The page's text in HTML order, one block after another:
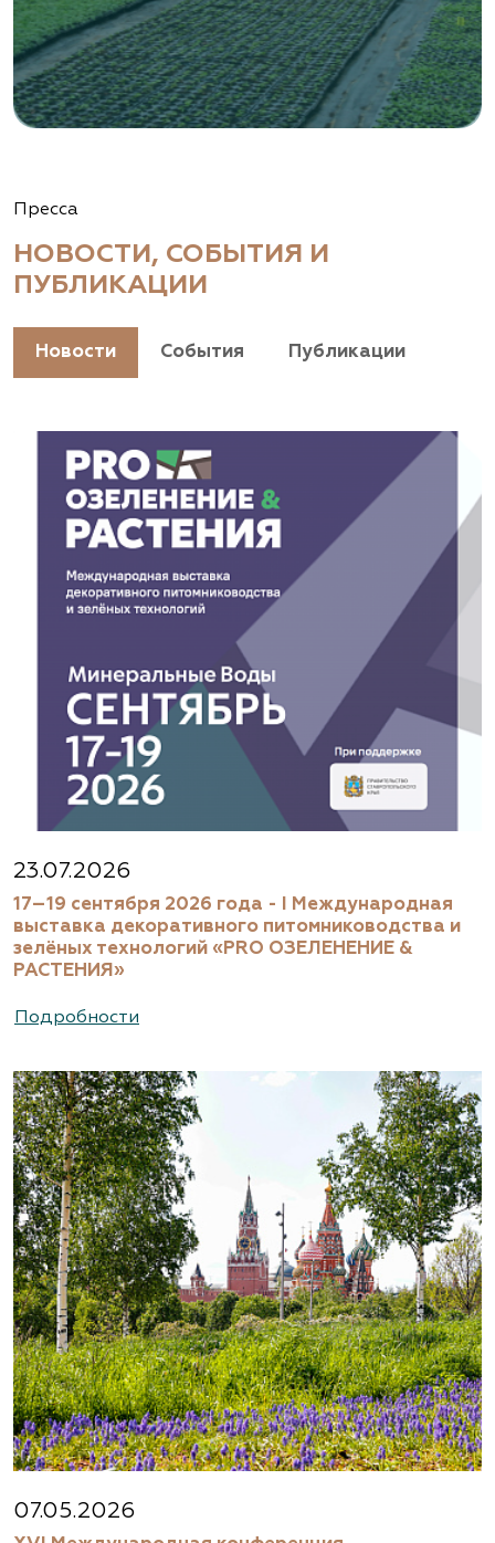
Пресса
НОВОСТИ, СОБЫТИЯ И
ПУБЛИКАЦИИ
Новости События Публикации
23.07.2026
17–19 сентября 2026 года - I Международная
выставка декоративного питомниководства и
зелёных технологий «PRO ОЗЕЛЕНЕНИЕ &
РАСТЕНИЯ»
Подробности
07.05.2026